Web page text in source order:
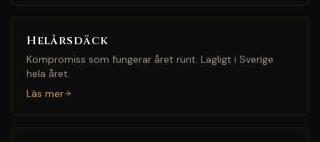
Helårsdäck
Kompromiss som fungerar året runt. Lagligt i Sverige
hela året.
Läs mer